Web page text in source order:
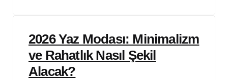
2026 Yaz Modası: Minimalizm
ve Rahatlık Nasıl Şekil
Alacak?